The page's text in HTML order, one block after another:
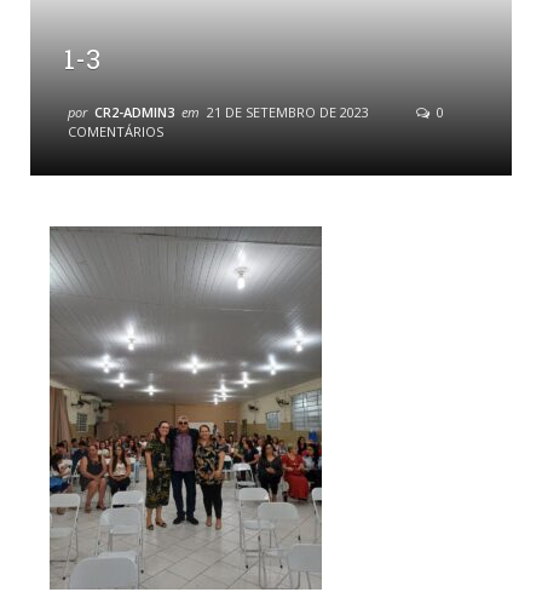
1-3
por CR2-ADMIN3 em 21 DE SETEMBRO DE 2023
0
COMENTÁRIOS